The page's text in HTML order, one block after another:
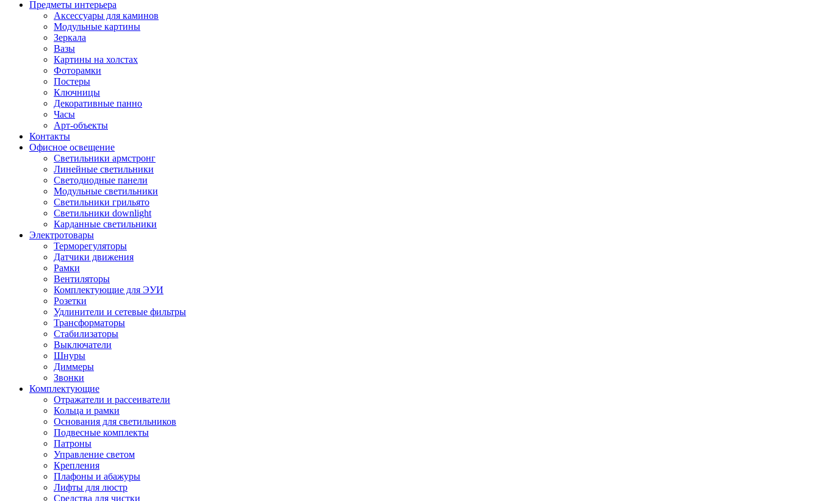
Предметы интерьера
Аксессуары для каминов
Модульные картины
Зеркала
Вазы
Картины на холстах
Фоторамки
Постеры
Ключницы
Декоративные панно
Часы
Арт-объекты
Контакты
Офисное освещение
Светильники армстронг
Линейные светильники
Светодиодные панели
Модульные светильники
Светильники грильято
Светильники downlight
Карданные светильники
Электротовары
Терморегуляторы
Датчики движения
Рамки
Вентиляторы
Комплектующие для ЭУИ
Розетки
Удлинители и сетевые фильтры
Трансформаторы
Стабилизаторы
Выключатели
Шнуры
Диммеры
Звонки
Комплектующие
Отражатели и рассеиватели
Кольца и рамки
Основания для светильников
Подвесные комплекты
Патроны
Управление светом
Крепления
Плафоны и абажуры
Лифты для люстр
Средства для чистки